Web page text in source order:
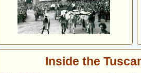
Inside the